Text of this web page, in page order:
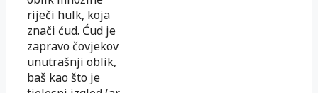
riječi hulk, koja
znači ćud. Ćud je
zapravo čovjekov
unutrašnji oblik,
baš kao što je